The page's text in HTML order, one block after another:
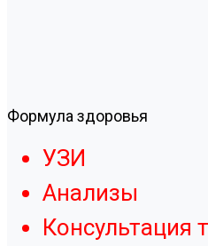
Формула здоровья
УЗИ
Анализы
Консультация